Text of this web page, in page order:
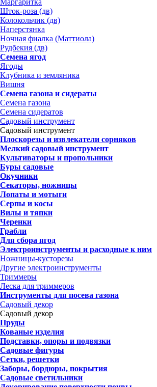
Маргаритка
Шток-роза (дв)
Колокольчик (дв)
Наперстянка
Ночная фиалка (Маттиола)
Рудбекия (дв)
Семена ягод
Ягоды
Клубника и земляника
Вишня
Семена газона и сидераты
Семена газона
Семена сидератов
Садовый инструмент
Садовый инструмент
Плоскорезы и извлекатели сорняков
Мелкий садовый инструмент
Культиваторы и пропольники
Буры садовые
Окучники
Секаторы, ножницы
Лопаты и мотыги
Серпы и косы
Вилы и тяпки
Черенки
Грабли
Для сбора ягод
Электроинструменты и расходные к ним
Ножницы-кусторезы
Другие электроинструменты
Триммеры
Леска для триммеров
Инструменты для посева газона
Садовый декор
Садовый декор
Пруды
Кованые изделия
Подставки, опоры и подвязки
Садовые фигуры
Сетки, решетки
Заборы, бордюры, покрытия
Садовые светильники